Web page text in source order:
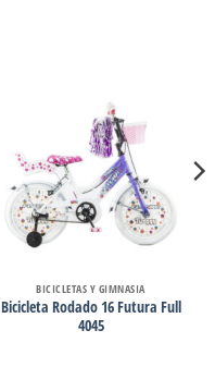
BICICLETAS Y GIMNASIA
Bicicleta Rodado 16 Futura Full
4045